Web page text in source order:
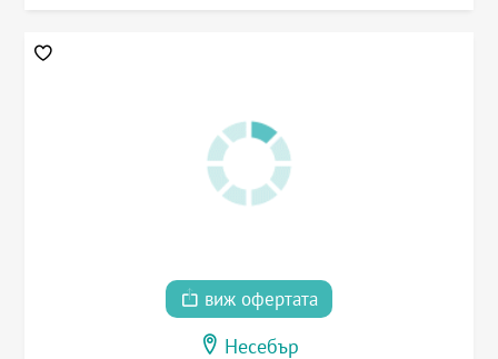
виж офертата
Несебър